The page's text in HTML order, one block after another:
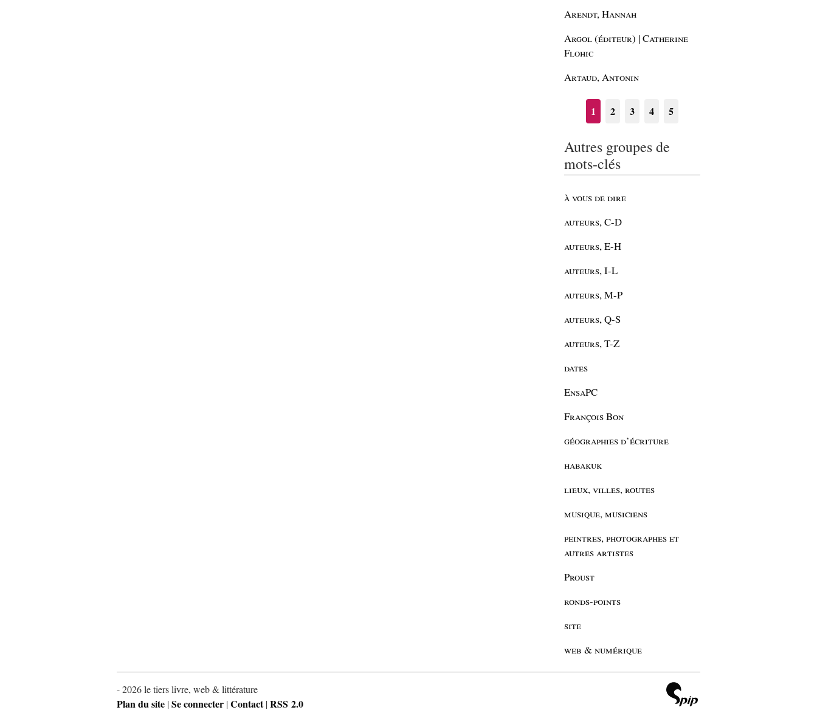
Arendt, Hannah
Argol (éditeur) | Catherine
Flohic
Artaud, Antonin
1 2 3 4 5
Autres groupes de
mots-clés
à vous de dire
auteurs, C-D
auteurs, E-H
auteurs, I-L
auteurs, M-P
auteurs, Q-S
auteurs, T-Z
dates
EnsaPC
François Bon
géographies d’écriture
habakuk
lieux, villes, routes
musique, musiciens
peintres, photographes et
autres artistes
Proust
ronds-points
site
web & numérique
- 2026 le tiers livre, web & littérature
Plan du site |Se connecter |Contact|RSS 2.0